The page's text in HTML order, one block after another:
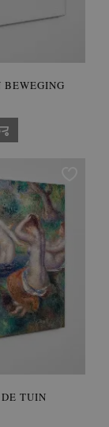
BEWEGING
TUIN